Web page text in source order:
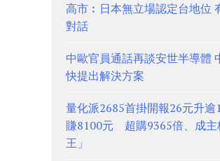
高市︰日本無立場認定台地位
對話
中歐官員通話再談安世半導體
快提出解決方案
量化派2685首掛開報26元升逾
賺8100元 超購9365倍、成主
王」